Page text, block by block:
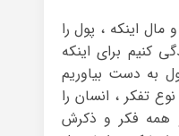
اینکه ، پول را
کنیم برای اینکه
به دست بیاوریم
تفکر ، انسان را
همه فکر و ذکرش